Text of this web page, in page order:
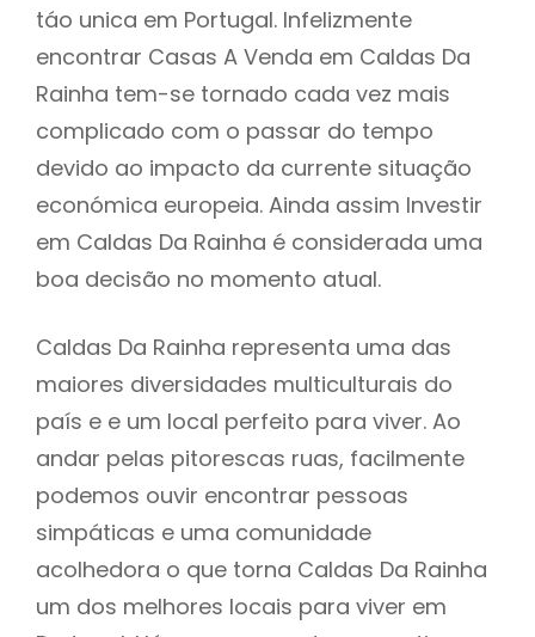
táo unica em Portugal. Infelizmente
encontrar Casas A Venda em Caldas Da
Rainha tem-se tornado cada vez mais
complicado com o passar do tempo
devido ao impacto da currente situação
económica europeia. Ainda assim Investir
em Caldas Da Rainha é considerada uma
boa decisão no momento atual.
Caldas Da Rainha representa uma das
maiores diversidades multiculturais do
país e e um local perfeito para viver. Ao
andar pelas pitorescas ruas, facilmente
podemos ouvir encontrar pessoas
simpáticas e uma comunidade
acolhedora o que torna Caldas Da Rainha
um dos melhores locais para viver em